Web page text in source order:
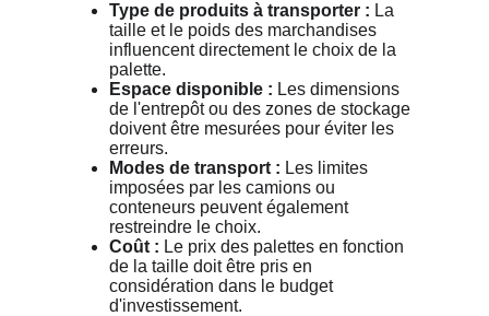
Type de produits à transporter : La
taille et le poids des marchandises
influencent directement le choix de la
palette.
Espace disponible : Les dimensions
de l'entrepôt ou des zones de stockage
doivent être mesurées pour éviter les
erreurs.
Modes de transport : Les limites
imposées par les camions ou
conteneurs peuvent également
restreindre le choix.
Coût : Le prix des palettes en fonction
de la taille doit être pris en
considération dans le budget
d'investissement.